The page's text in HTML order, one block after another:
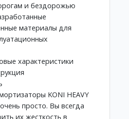
и бездорожью
материалы для
характеристики
KONI HEAVY
просто. Вы всегда
их жесткость в